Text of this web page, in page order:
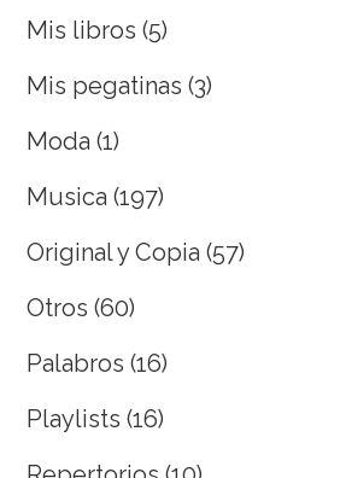
Mis libros (5)
Mis pegatinas (3)
Moda (1)
Musica (197)
Original y Copia (57)
Otros (60)
Palabros (16)
Playlists (16)